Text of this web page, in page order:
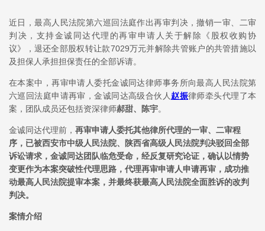
近日，最高人民法院第六巡回法庭作出再审判决，撤销一审、二审
判决，支持金诚同达代理的再审申请人关于解除《股权收购协
议》，退还全部股权转让款7029万元并解除共管账户的共管措施以
及担保人承担担保责任的全部诉请。
在本案中，再审申请人委托金诚同达律师事务所向最高人民法院第
六巡回法庭申请再审，金诚同达高级合伙人 赵振律师牵头代理了本
案，团队成员还包括资深律师郝甜、陈宇。
金诚同达代理前， 再审申请人委托其他律所代理的一审、二审程
序，已被西安市中级人民法院、陕西省高级人民法院判决驳回全部
诉讼请求，金诚同达团队临危受命，经反复研究论证，确认以情势
变更作为本案突破性代理思路，代理再审申请人申请再审，成功推
动最高人民法院提审本案，并最终获最高人民法院全面胜诉的改判
判决。
案情介绍